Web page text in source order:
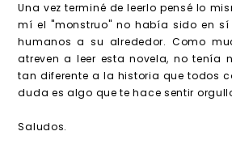
Una vez terminé de leerlo pensé lo
mí el "monstruo" no había sido en
humanos a su alrededor. Como
atreven a leer esta novela, no tenía
tan diferente a la historia que todos
duda es algo que te hace sentir
Saludos.